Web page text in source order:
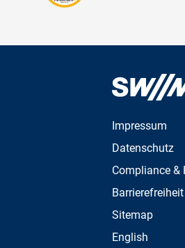
Impressum
Datenschutz
Compliance &
Barrierefreiheit
Sitemap
English